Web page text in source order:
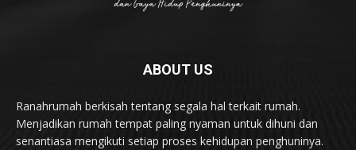
ABOUT US
Ranahrumah berkisah tentang segala hal terkait rumah.
Menjadikan rumah tempat paling nyaman untuk dihuni dan
senantiasa mengikuti setiap proses kehidupan penghuninya.